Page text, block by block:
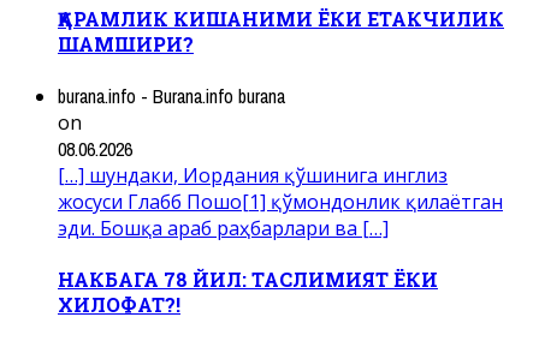
ҚАРАМЛИК КИШАНИМИ ЁКИ ЕТАКЧИЛИК
ШАМШИРИ?
burana.info - Burana.info burana
on
08.06.2026
[…] шундаки, Иордания қўшинига инглиз
жосуси Глабб Пошо[1] қўмондонлик қилаётган
эди. Бошқа араб раҳбарлари ва […]
НАКБАГА 78 ЙИЛ: ТАСЛИМИЯТ ЁКИ
ХИЛОФАТ?!